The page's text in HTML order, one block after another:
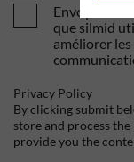
Envoyez-
que silmid
améliorer
Privacy Policy
By clicking submit
store and process
provide you the